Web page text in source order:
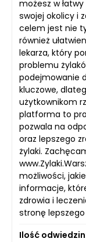
możesz w
swojej okolicy i
celem jest nie
również
lekarza, który
problemu
podejmowanie
kluczowe,
użytkownikom
platforma to
pozwala na
oraz lepszego
żylaki.
możliwości,
informacje,
zdrowia i
stronę
Ilość